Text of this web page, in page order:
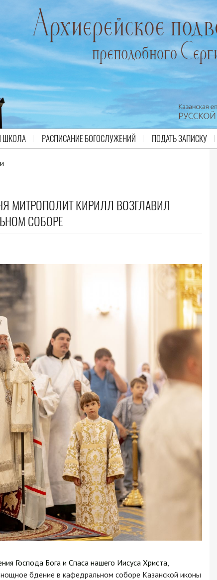
ШКОЛА РАСПИСАНИЕ БОГОСЛУЖЕНИЙ ПОДАТЬ ЗАПИСКУ
МИТРОПОЛИТ КИРИЛЛ ВОЗГЛАВИЛ
СОБОРЕ
Господа Бога и Спаса нашего Иисуса Христа
бдение в кафедральном соборе Казанской иконы